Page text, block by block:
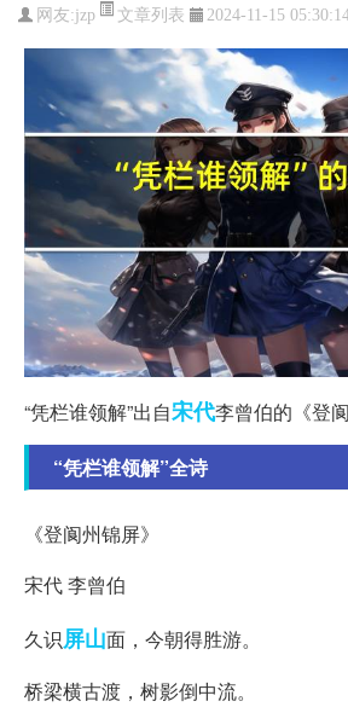
网友:jzp 文章列表 2024-11-15
“凭栏谁领解”出自宋代李曾伯的《登
“凭栏谁领解”全诗
《登阆州锦屏》
宋代 李曾伯
久识屏山面，今朝得胜游。
桥梁横古渡，树影倒中流。